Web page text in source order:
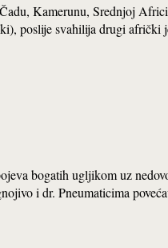
Kamerunu, Srednjoj
poslije svahilija drugi afrički
bogatih ugljikom uz
i dr. Pneumaticima